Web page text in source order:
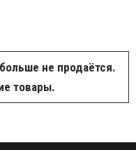
не продаётся.
товары.